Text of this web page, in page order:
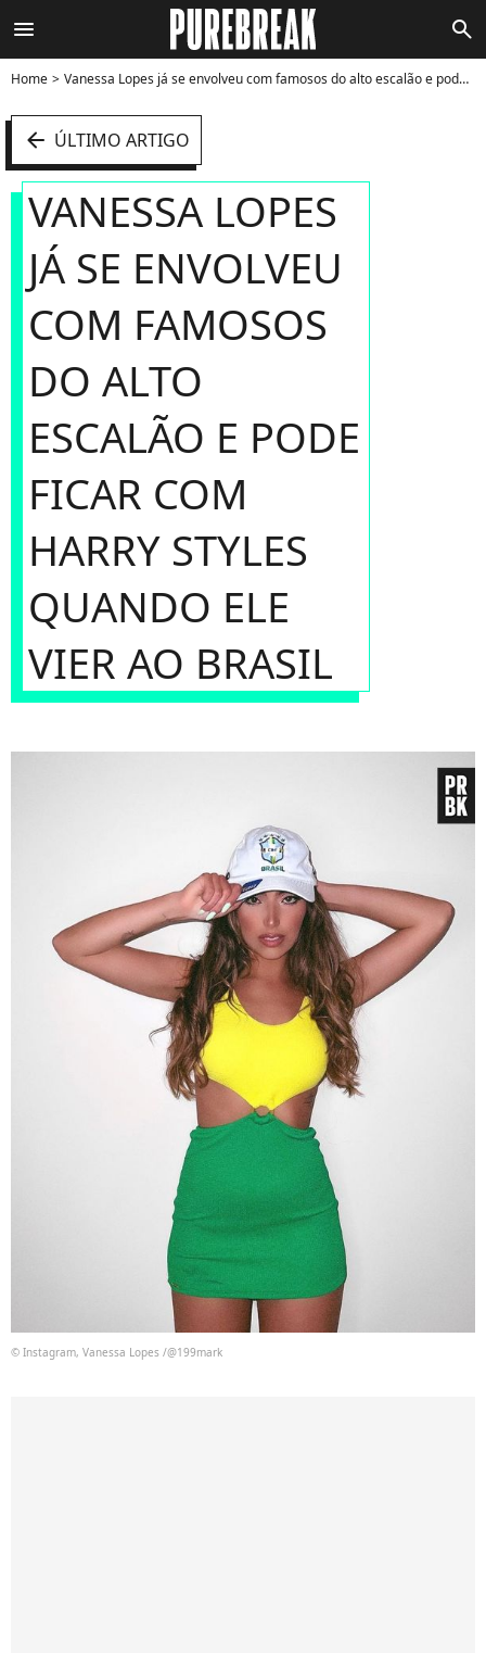
menu search
Home Vanessa Lopes já se envolveu com famosos do alto escalão e pode ficar com Harry Styles quando ele vier ao Brasil - Foto
arrow_left ÚLTIMO ARTIGO
VANESSA LOPES
JÁ SE ENVOLVEU
COM FAMOSOS
DO ALTO
ESCALÃO E PODE
FICAR COM
HARRY STYLES
QUANDO ELE
VIER AO BRASIL
© Instagram, Vanessa Lopes /@199mark